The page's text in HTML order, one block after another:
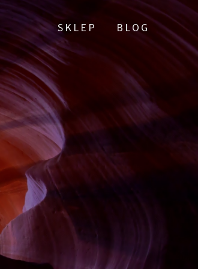
SKLEP BLOG